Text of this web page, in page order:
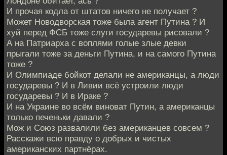
И прочая кодла от штатов ничего не получает ?
Может Новодворская тоже была агент Путина ? И
хуй перед ФСБ тоже слуги государевы рисовали ?
А на Патриарха с воплями голые злые девки
прыгали тоже за деньги Путина, и на самого Путина
тоже ?
И Олимпиаде бойкот делали не американцы, а люди
государевы ? И в Ливии всё устроили люди
государевы ? И в Ираке ?
И на Украине во всём виноват Путин, а американцы
только печеньки давали ?
Мож и Союз развалили без американцев совсем ?
Расскажи всю правду о добрых и чистых
американских партнёрах.